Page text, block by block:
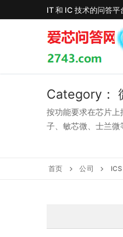
IT 和 IC 技术的问答平
Category：
按功能要求在芯片
子、敏芯微、士兰微
首页 公司 ICS